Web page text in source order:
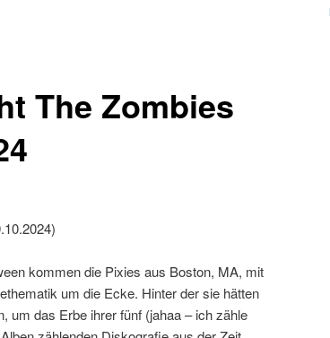
The Zombies
kommen die Pixies aus Boston, MA, mit
um die Ecke. Hinter der sie hätten
um das Erbe ihrer fünf (jahaa – ich zähle